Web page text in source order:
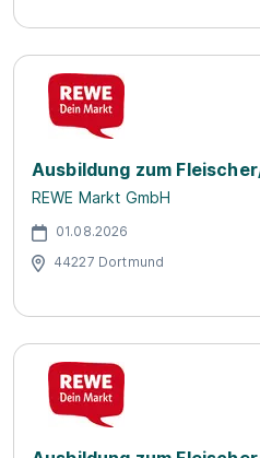
Ausbildung zum
REWE Markt GmbH
01.08.2026
44227 Dortmund